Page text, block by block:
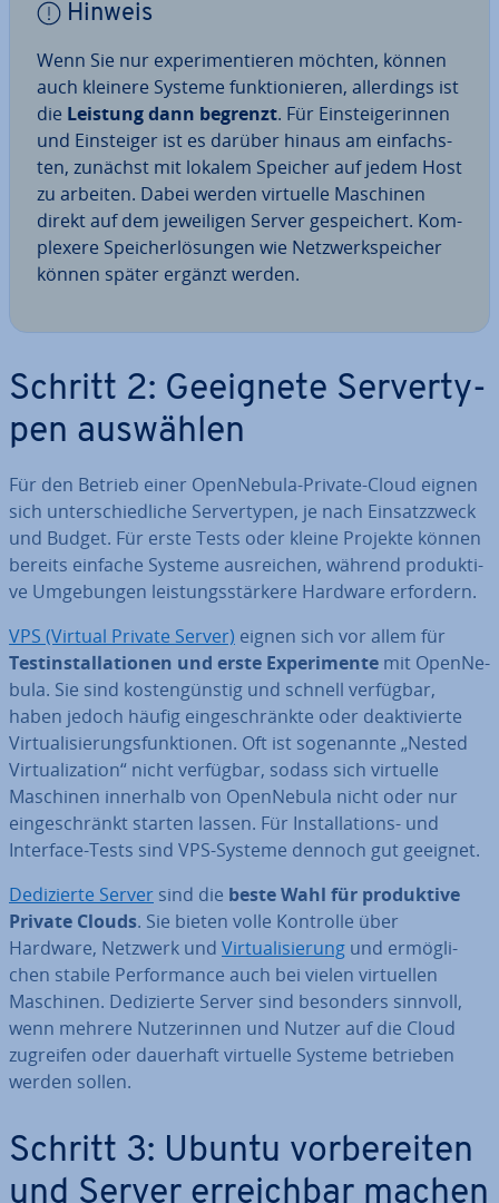
Hinweis
Wenn Sie nur ex­pe­ri­men­tie­ren möchten, können
auch kleinere Systeme funk­tio­nie­ren, al­ler­dings ist
die Leistung dann begrenzt. Für Ein­stei­ge­rin­nen
und Ein­stei­ger ist es darüber hinaus am ein­fachs­
ten, zunächst mit lokalem Speicher auf jedem Host
zu arbeiten. Dabei werden virtuelle Maschinen
direkt auf dem je­wei­li­gen Server ge­spei­chert. Kom­
ple­xe­re Spei­cher­lö­sun­gen wie Netz­werk­spei­cher
können später ergänzt werden.
Schritt 2: Geeignete Ser­ver­ty­
pen auswählen
Für den Betrieb einer Open­Ne­bu­la-Private-Cloud eignen
sich un­ter­schied­li­che Ser­ver­ty­pen, je nach Ein­satz­zweck
und Budget. Für erste Tests oder kleine Projekte können
bereits einfache Systeme aus­rei­chen, während pro­duk­ti­
ve Um­ge­bun­gen leis­tungs­stär­ke­re Hardware erfordern.
VPS (Virtual Private Server) eignen sich vor allem für
Test­in­stal­la­tio­nen und erste Ex­pe­ri­men­te mit Open­Ne­
bu­la. Sie sind kos­ten­güns­tig und schnell verfügbar,
haben jedoch häufig ein­ge­schränk­te oder de­ak­ti­vier­te
Vir­tua­li­sie­rungs­funk­tio­nen. Oft ist so­ge­nann­te „Nested
Vir­tua­liza­ti­on“ nicht verfügbar, sodass sich virtuelle
Maschinen innerhalb von Open­Ne­bu­la nicht oder nur
ein­ge­schränkt starten lassen. Für In­stal­la­ti­ons- und
Interface-Tests sind VPS-Systeme dennoch gut geeignet.
De­di­zier­te Server sind die beste Wahl für pro­duk­ti­ve
Private Clouds. Sie bieten volle Kontrolle über
Hardware, Netzwerk und Vir­tua­li­sie­rung und er­mög­li­
chen stabile Per­for­mance auch bei vielen vir­tu­el­len
Maschinen. De­di­zier­te Server sind besonders sinnvoll,
wenn mehrere Nut­ze­rin­nen und Nutzer auf die Cloud
zugreifen oder dauerhaft virtuelle Systeme betrieben
werden sollen.
Schritt 3: Ubuntu vor­be­rei­ten
und Server er­reich­bar machen